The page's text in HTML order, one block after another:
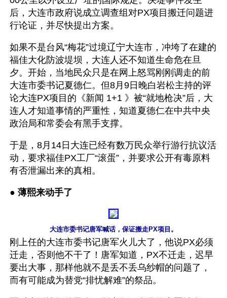
后，大连市政府说成立调查组对PX项目搬迁问题进
行论证，并尽快提出方案。
如果不是台风“梅花”过境辽宁大连市，冲垮了在建的
福佳大化防波堤坝，大连人还不知道生命危在旦
夕。开始，当地民众只是在网上怒骂刚刚调走的前
大连市委书记夏德仁。但8月9日晚白岩松主持的评
论大连PX项目的《新闻 1+1 》被“就地枪决”后，大
连人才知道事情的严重性，知道夏德仁在中共中央
政治局和常委会有黑手支撑。
于是，8月14日大连已经有数万民众举行游行抗议活
动，要求福佳PX工厂“滚蛋”，并要求公开有毒原料
有否泄漏出来的真相。
● 薄熙来动手了
大连市委书记唐军喊话，保证搬走PX项目。
刚上任的大连市委书记唐军火儿大了，他说PX必须
迁走，否则他不干了！唐军知道，PX不迁走，迟早
要出大事，那样他就不是丢不丢乌纱帽的问题了，
而有可能成为替党“排忧解难”的祭品。